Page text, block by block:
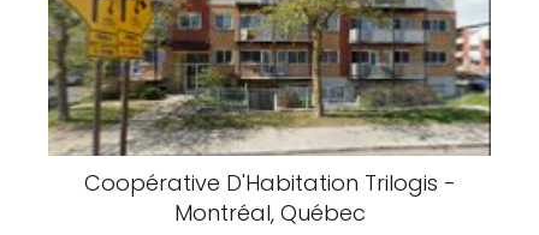
Coopérative D'Habitation Trilogis -
Montréal, Québec